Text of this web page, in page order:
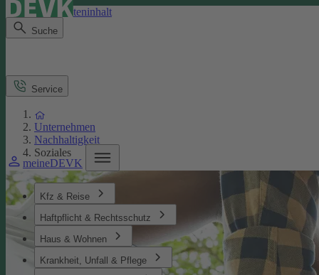
Direkt zum Seiteninhalt
Suche
meineDEVK
Kfz & Reise
Haftpflicht & Rechtsschutz
Haus & Wohnen
Krankheit, Unfall & Pflege
Service
Unternehmen
Nachhaltigkeit
Soziales